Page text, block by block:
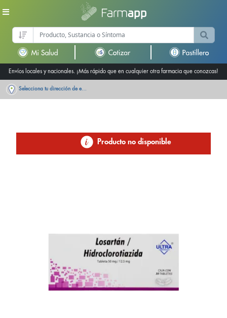
Envíos locales y nacionales. ¡Más rápido que en cualquier otra farmacia que conozcas!
Selecciona tu dirección de entrega
Producto no disponible